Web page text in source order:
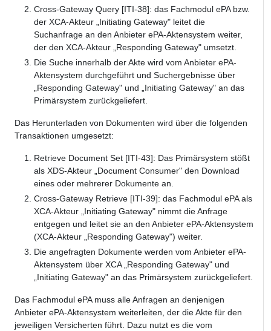
Cross-Gateway Query [ITI-38]: das Fachmodul ePA bzw.
der XCA-Akteur „Initiating Gateway" leitet die
Suchanfrage an den Anbieter ePA-Aktensystem weiter,
der den XCA-Akteur „Responding Gateway" umsetzt.
Die Suche innerhalb der Akte wird vom Anbieter ePA-
Aktensystem durchgeführt und Suchergebnisse über
„Responding Gateway" und „Initiating Gateway" an das
Primärsystem zurückgeliefert.
Das Herunterladen von Dokumenten wird über die folgenden
Transaktionen umgesetzt:
Retrieve Document Set [ITI-43]: Das Primärsystem stößt
als XDS-Akteur „Document Consumer" den Download
eines oder mehrerer Dokumente an.
Cross-Gateway Retrieve [ITI-39]: das Fachmodul ePA als
XCA-Akteur „Initiating Gateway" nimmt die Anfrage
entgegen und leitet sie an den Anbieter ePA-Aktensystem
(XCA-Akteur „Responding Gateway") weiter.
Die angefragten Dokumente werden vom Anbieter ePA-
Aktensystem über XCA „Responding Gateway" und
„Initiating Gateway" an das Primärsystem zurückgeliefert.
Das Fachmodul ePA muss alle Anfragen an denjenigen
Anbieter ePA-Aktensystem weiterleiten, der die Akte für den
jeweiligen Versicherten führt. Dazu nutzt es die vom